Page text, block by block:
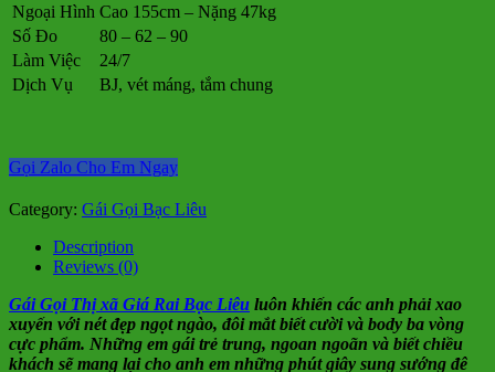
Ngoại Hình Cao 155cm – Nặng 47kg
Số Đo
80 – 62 – 90
Làm Việc
24/7
Dịch Vụ
BJ, vét máng, tắm chung
Gọi Zalo Cho Em Ngay
Category: Gái Gọi Bạc Liêu
Description
Reviews (0)
Gái Gọi Thị xã Giá Rai Bạc Liêu luôn khiến các anh phải xao
xuyến với nét đẹp ngọt ngào, đôi mắt biết cười và body ba vòng
cực phẩm. Những em gái trẻ trung, ngoan ngoãn và biết chiều
khách sẽ mang lại cho anh em những phút giây sung sướng đê